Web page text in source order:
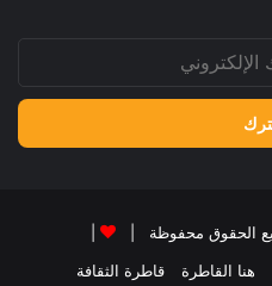
هنا القاطرة قاطرة الثقافة